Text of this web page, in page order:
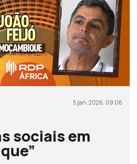
5 jan, 2026, 09:06
sociais em